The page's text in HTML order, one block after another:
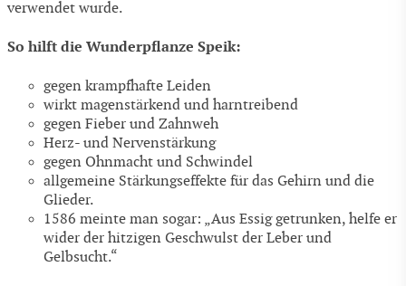
verwendet wurde.
So hilft die Wunderpflanze Speik:
gegen krampfhafte Leiden
wirkt magenstärkend und harntreibend
gegen Fieber und Zahnweh
Herz- und Nervenstärkung
gegen Ohnmacht und Schwindel
allgemeine Stärkungseffekte für das Gehirn und die
Glieder.
1586 meinte man sogar: „Aus Essig getrunken, helfe er
wider der hitzigen Geschwulst der Leber und
Gelbsucht.“